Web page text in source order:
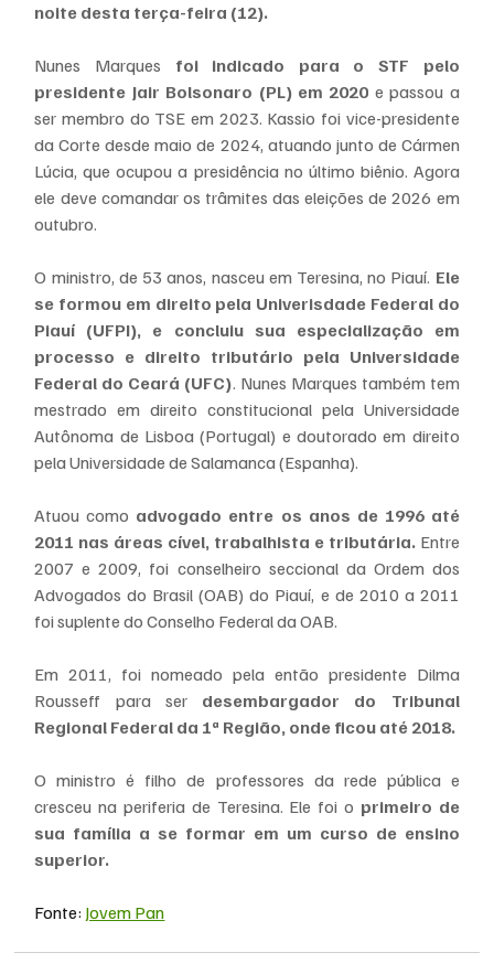
noite desta terça-feira (12).
Nunes Marques foi indicado para o STF pelo
presidente Jair Bolsonaro (PL) em 2020 e passou a
ser membro do TSE em 2023. Kassio foi vice-presidente
da Corte desde maio de 2024, atuando junto de Cármen
Lúcia, que ocupou a presidência no último biênio. Agora
ele deve comandar os trâmites das eleições de 2026 em
outubro.
O ministro, de 53 anos, nasceu em Teresina, no Piauí. Ele
se formou em direito pela Univerisdade Federal do
Piauí (UFPI), e concluiu sua especialização em
processo e direito tributário pela Universidade
Federal do Ceará (UFC). Nunes Marques também tem
mestrado em direito constitucional pela Universidade
Autônoma de Lisboa (Portugal) e doutorado em direito
pela Universidade de Salamanca (Espanha).
Atuou como advogado entre os anos de 1996 até
2011 nas áreas cível, trabalhista e tributária. Entre
2007 e 2009, foi conselheiro seccional da Ordem dos
Advogados do Brasil (OAB) do Piauí, e de 2010 a 2011
foi suplente do Conselho Federal da OAB.
Em 2011, foi nomeado pela então presidente Dilma
Rousseff para ser desembargador do Tribunal
Regional Federal da 1ª Região, onde ficou até 2018.
O ministro é filho de professores da rede pública e
cresceu na periferia de Teresina. Ele foi o primeiro de
sua família a se formar em um curso de ensino
superior.
Fonte: Jovem Pan